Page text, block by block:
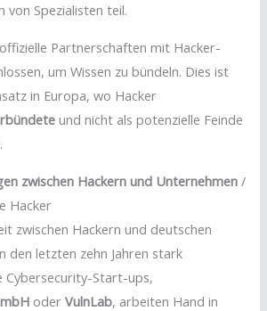
von Spezialisten teil.
Partnerschaften mit Hacker-
um Wissen zu bündeln. Dies ist
in Europa, wo Hacker
und nicht als potenzielle Feinde
zwischen Hackern und Unternehmen /
Hacker
zwischen Hackern und deutschen
den letzten zehn Jahren stark
Cybersecurity-Start-ups,
oderVulnLab, arbeiten Hand in